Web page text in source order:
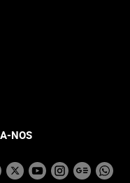
NOS